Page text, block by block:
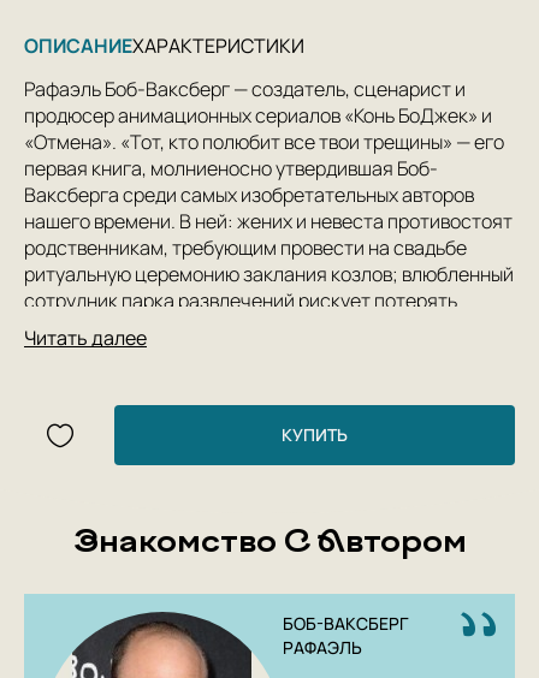
ОПИСАНИЕХАРАКТЕРИСТИКИ
Рафаэль Боб-Ваксберг — создатель, сценарист и
продюсер анимационных сериалов «Конь БоДжек» и
«Отмена». «Тот, кто полюбит все твои трещины» — его
первая книга, молниеносно утвердившая Боб-
Ваксберга среди самых изобретательных авторов
нашего времени. В ней: жених и невеста противостоят
родственникам, требующим провести на свадьбе
ритуальную церемонию заклания козлов; влюбленный
сотрудник парка развлечений рискует потерять
работу из-за мутанта, созданного из ДНК десяти
президентов Америки; начинающая рок-группа
пользоваться ими можно, только будучи пьяным в
стельку); и еще 14 остроумных, забавных и
пронзительных рассказов о любви (и одна поэма!).
Читать далее
КУПИТЬ
Знакомство С Автором
БОБ-ВАКСБЕРГ
РАФАЭЛЬ